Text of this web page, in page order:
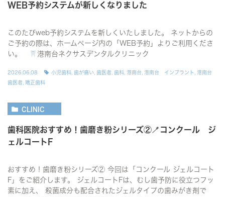
WEB予約システムが新しくなりました
このたびweb予約システムを新しくいたしました。 ネットからの
ご予約の際は、ホームページ内の「WEB予約」よりご利用くださ
い。
港南台ネクサスデンタルクリニック
2026.06.08 小児歯科 歯が痛い 歯医者 歯科 港南台 港南台 インプラント
港南台
歯医者 矯正歯科
CLINIC
歯科医院おすすめ！歯磨き粉シリーズ②🪥コンクール ジ
ェルコートF
おすすめ！歯磨き粉シリーズ② 今回は「コンクール ジェルコート
F」をご紹介します。 ジェルコートFは、むし歯予防に役立つフッ
素に加え、 殺菌成分も配合されたジェルタイプの歯みがき剤で